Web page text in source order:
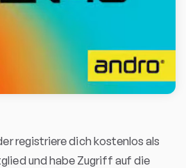
registriere dich kostenlos als
und habe Zugriff auf die